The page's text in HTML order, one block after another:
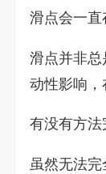
滑点会一直
滑点并非总
动性影响，
有没有方法
虽然无法